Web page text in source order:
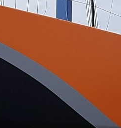
32/23
Records Trophée Jules Verne
Maxi Edmond de
Team